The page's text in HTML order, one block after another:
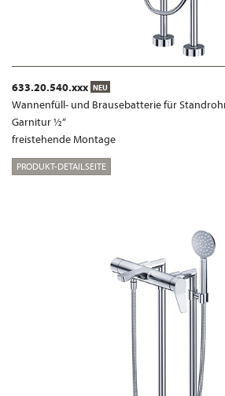
633.20.540.xxx NEU
Wannenfüll- und Brausebatterie für
Garnitur ½“
freistehende Montage
PRODUKT-DETAILSEITE